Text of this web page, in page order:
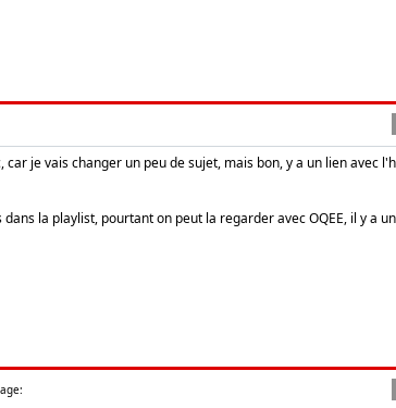
je vais changer un peu de sujet, mais bon, y a un lien avec
la playlist, pourtant on peut la regarder avec OQEE, il y a